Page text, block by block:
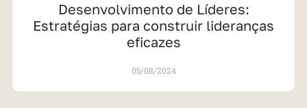
Desenvolvimento de Líderes:
Estratégias para construir lideranças
eficazes
05/08/2024